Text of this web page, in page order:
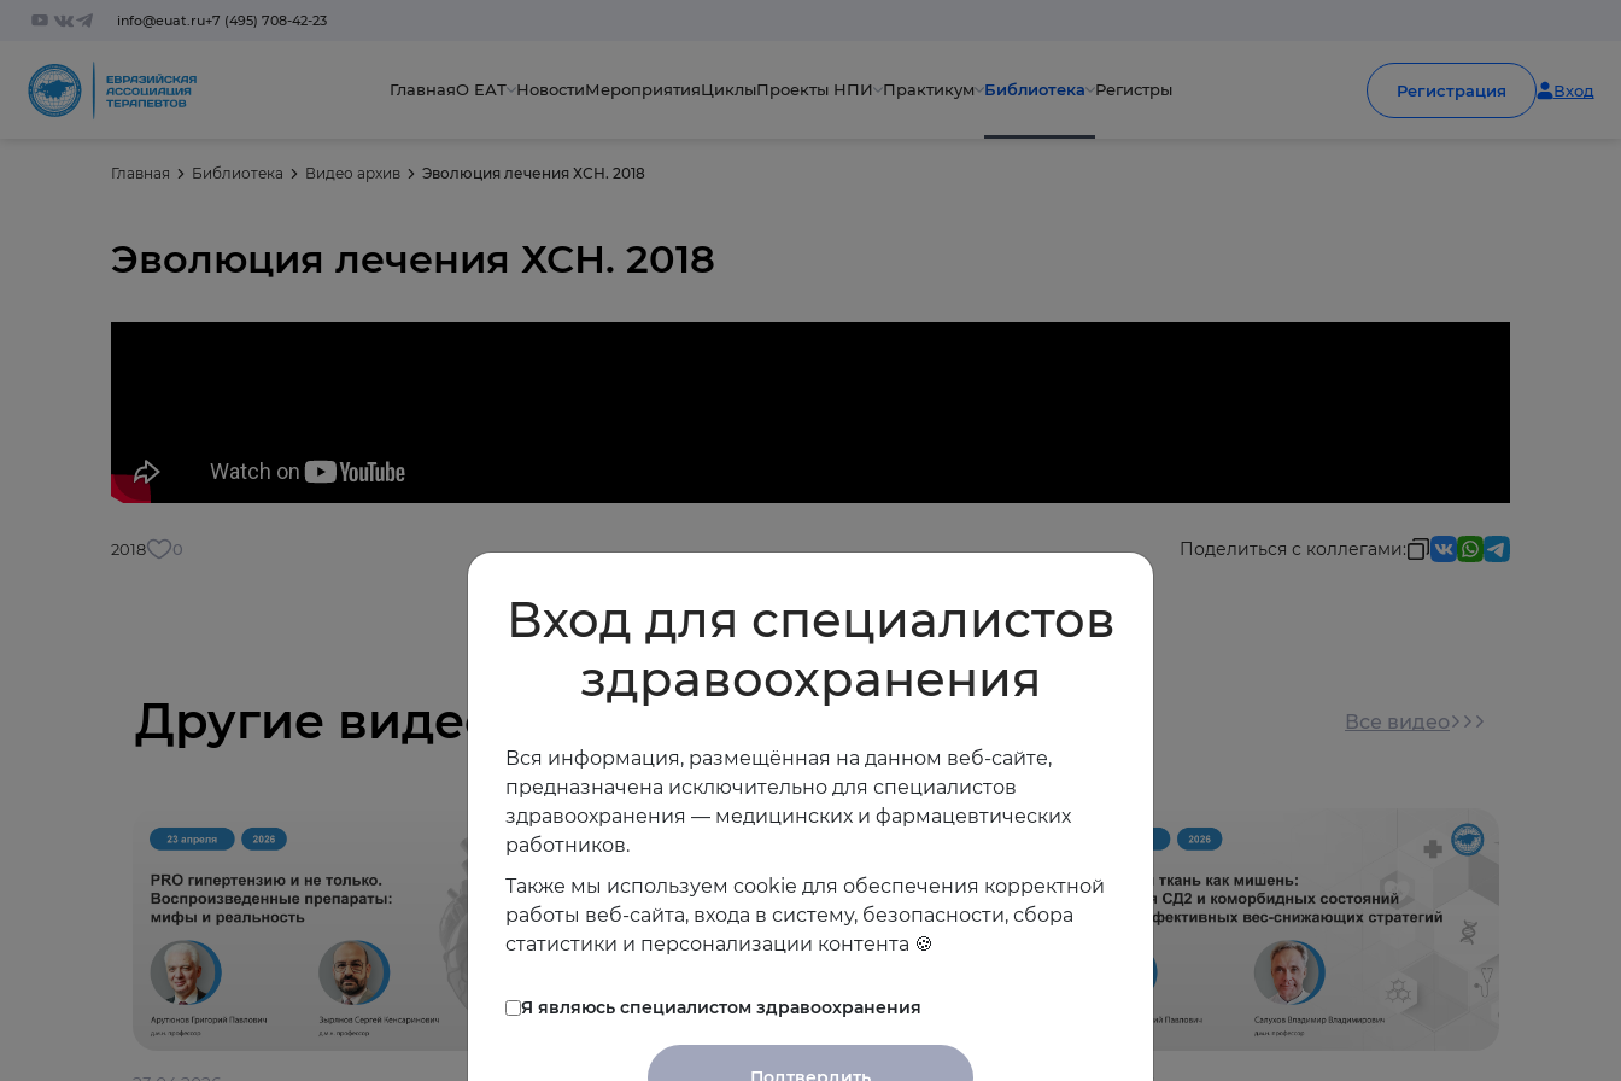
info@euat.ru+7 (495) 708-42-23
ГлавнаяО ЕАТ НовостиМероприятияЦиклыПроекты НПИ Практикум Библиотека Регистры Регистрация Вход
Главная Библиотека Видео архив Эволюция лечения ХСН. 2018
Эволюция лечения ХСН. 2018
2018 0 Поделиться с коллегами:
Другие видео Все видео
Вход для специалистов
здравоохранения
Вся информация, размещённая на данном веб-сайте,
предназначена исключительно для специалистов
здравоохранения — медицинских и фармацевтических
работников.
Также мы используем cookie для обеспечения корректной
работы веб-сайта, входа в систему, безопасности, сбора
статистики и персонализации контента 🍪
Я являюсь специалистом здравоохранения